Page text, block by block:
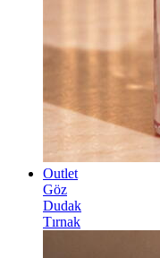
Outlet
Göz
Dudak
Tırnak